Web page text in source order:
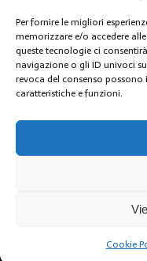
Per fornire le migliori
memorizzare e/o accedere
queste tecnologie ci
navigazione o gli ID univoci
revoca del consenso
caratteristiche e funzioni.
Cookie